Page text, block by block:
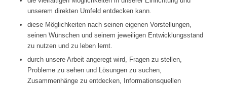
unserem direkten Umfeld entdecken kann.
diese Möglichkeiten nach seinen eigenen Vorstellungen,
seinen Wünschen und seinem jeweiligen Entwicklungsstand
zu nutzen und zu leben lernt.
durch unsere Arbeit angeregt wird, Fragen zu stellen,
Probleme zu sehen und Lösungen zu suchen,
Zusammenhänge zu entdecken, Informationsquellen